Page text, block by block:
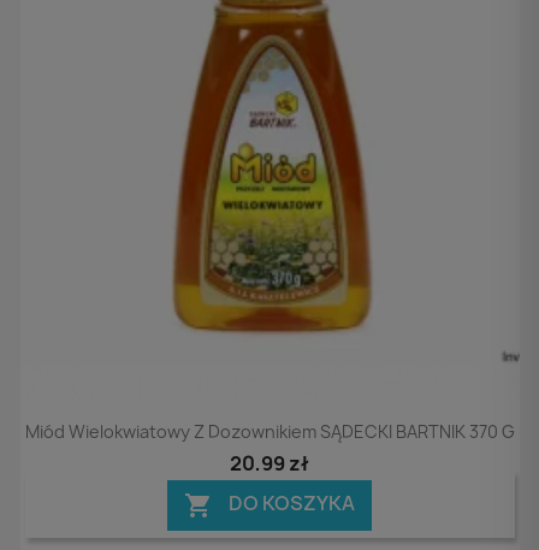
Podgląd
Miód Wielokwiatowy Z Dozownikiem SĄDECKI BARTNIK 370 G
20,99 zł
 DO KOSZYKA